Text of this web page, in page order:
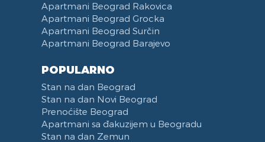
Apartmani Beograd Rakovica
Apartmani Beograd Grocka
Apartmani Beograd Surčin
Apartmani Beograd Barajevo
POPULARNO
Stan na dan Beograd
Stan na dan Novi Beograd
Prenoćište Beograd
Apartmani sa đakuzijem u Beogradu
Stan na dan Zemun